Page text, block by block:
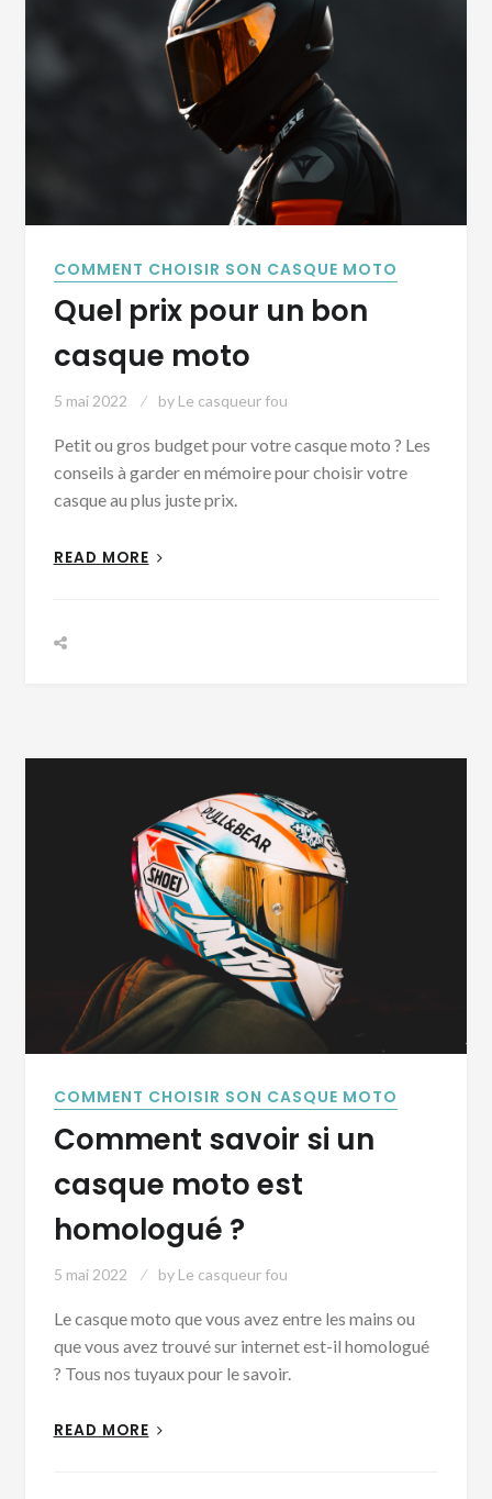
COMMENT CHOISIR SON CASQUE MOTO
Quel prix pour un bon
casque moto
5 mai 2022 by Le casqueur fou
Petit ou gros budget pour votre casque moto ? Les
conseils à garder en mémoire pour choisir votre
casque au plus juste prix.
READ MORE
COMMENT CHOISIR SON CASQUE MOTO
Comment savoir si un
casque moto est
homologué ?
5 mai 2022 by Le casqueur fou
Le casque moto que vous avez entre les mains ou
que vous avez trouvé sur internet est-il homologué
? Tous nos tuyaux pour le savoir.
READ MORE